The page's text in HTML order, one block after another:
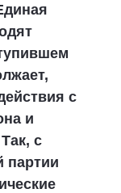
с
и
с
партии